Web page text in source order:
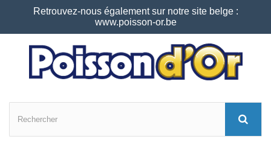
Retrouvez-nous également sur notre site belge :
www.poisson-or.be